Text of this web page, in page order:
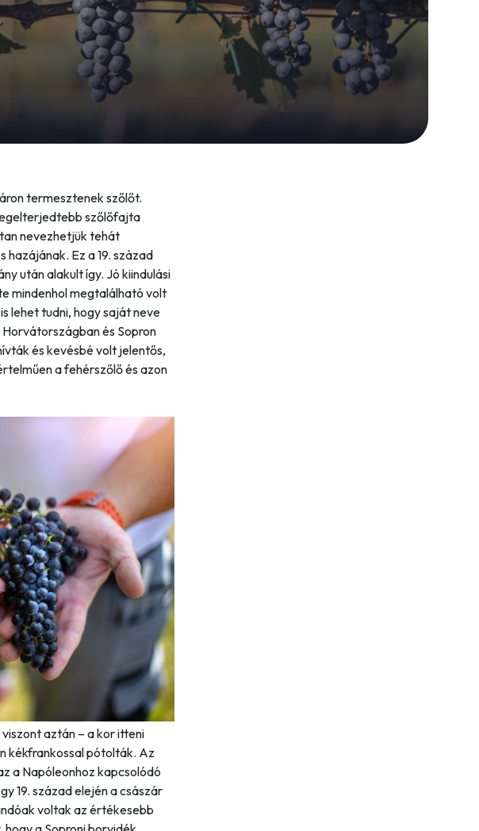
termesztenek szőlőt.
szőlőfajta
nevezhetjük tehát
Ez a 19. század
után alakult így. Jó kiindulási
mindenhol megtalálható volt
lehet tudni, hogy saját neve
és Sopron
és kevésbé volt jelentős,
a fehérszőlő és azon
aztán – a kor itteni
kékfrankossal pótolták. Az
a Napóleonhoz kapcsolódó
19. század elején a császár
voltak az értékesebb